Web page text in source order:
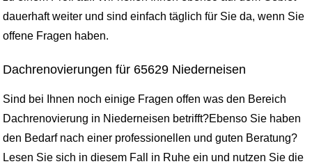
dauerhaft weiter und sind einfach täglich für Sie da, wenn Sie
offene Fragen haben.
Dachrenovierungen für 65629 Niederneisen
Sind bei Ihnen noch einige Fragen offen was den Bereich
Dachrenovierung in Niederneisen betrifft?Ebenso Sie haben
den Bedarf nach einer professionellen und guten Beratung?
Lesen Sie sich in diesem Fall in Ruhe ein und nutzen Sie die